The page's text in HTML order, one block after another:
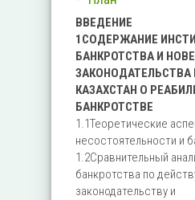
ВВЕДЕНИЕ
1СОДЕРЖАНИЕ
БАНКРОТСТВА И
ЗАКОНОДАТЕЛЬСТВА
КАЗАХСТАН О
БАНКРОТСТВЕ
1.1Теоретические
несостоятельности и
1.2Сравнительный
банкротства по
законодательству и